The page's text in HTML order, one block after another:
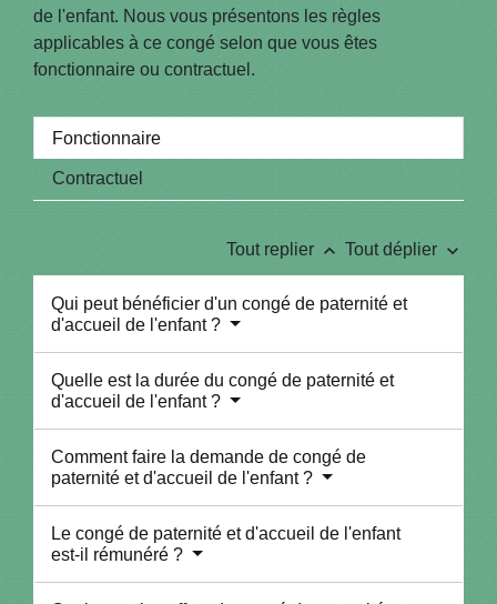
de l'enfant. Nous vous présentons les règles
applicables à ce congé selon que vous êtes
fonctionnaire ou contractuel.
Fonctionnaire
Contractuel
Tout replier keyboard_arrow_up Tout déplier keyboard_arrow_down
Qui peut bénéficier d'un congé de paternité et
d'accueil de l'enfant ?
Quelle est la durée du congé de paternité et
d'accueil de l'enfant ?
Comment faire la demande de congé de
paternité et d'accueil de l'enfant ?
Le congé de paternité et d'accueil de l'enfant
est-il rémunéré ?